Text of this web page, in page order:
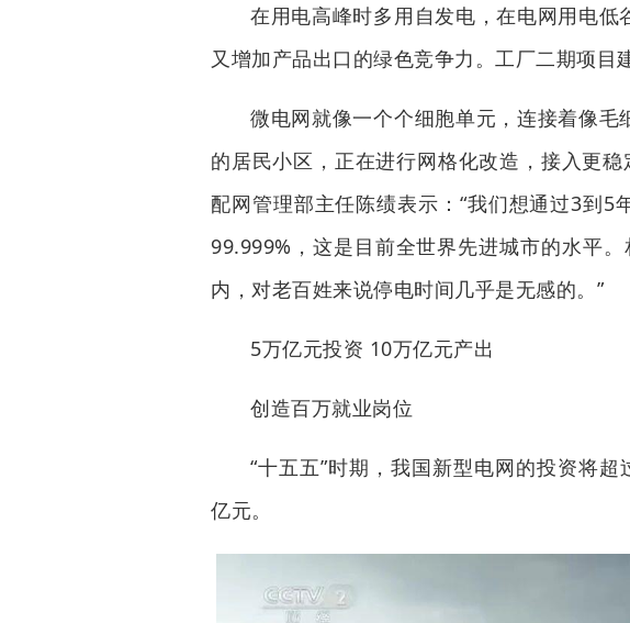
在用电高峰时多用自发电，在电网用电低
又增加产品出口的绿色竞争力。工厂二期项目
微电网就像一个个细胞单元，连接着像
的居民小区，正在进行网格化改造，接入更
配网管理部主任陈绩表示：“我们想通过3到5
99.999%，这是目前全世界先进城市的水平
内，对老百姓来说停电时间几乎是无感的。”
5万亿元投资 10万亿元产出
创造百万就业岗位
“十五五”时期，我国新型电网的投资将
亿元。